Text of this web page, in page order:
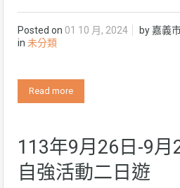
Posted on 01 10 月, 2024 by 嘉義
in 未分類
Read more
113年9月26日-9
自強活動二日遊